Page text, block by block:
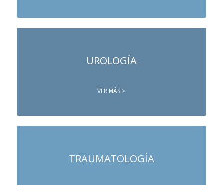
UROLOGÍA
VER MÁS >
TRAUMATOLOGÍA